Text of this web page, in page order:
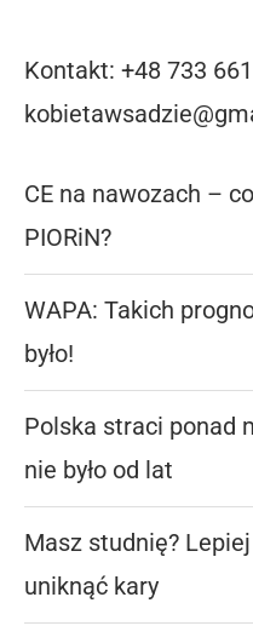
Kontakt: +48 733
CE na nawozach –
PIORiN?
WAPA: Takich
było!
Polska straci ponad
nie było od lat
Masz studnię?
uniknąć kary